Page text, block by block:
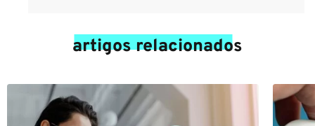
artigos relacionados